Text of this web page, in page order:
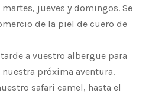
jueves y domingos. Se
de la piel de cuero de
a vuestro albergue para
próxima aventura.
safari camel, hasta el